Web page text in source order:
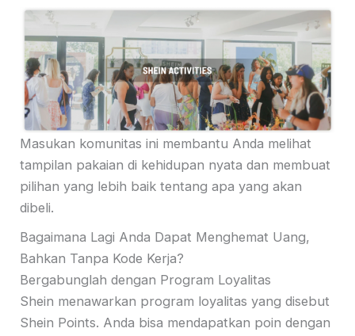
Masukan komunitas ini membantu Anda melihat
tampilan pakaian di kehidupan nyata dan membuat
pilihan yang lebih baik tentang apa yang akan
dibeli.
Bagaimana Lagi Anda Dapat Menghemat Uang,
Bahkan Tanpa Kode Kerja?
Bergabunglah dengan Program Loyalitas
Shein menawarkan program loyalitas yang disebut
Shein Points. Anda bisa mendapatkan poin dengan